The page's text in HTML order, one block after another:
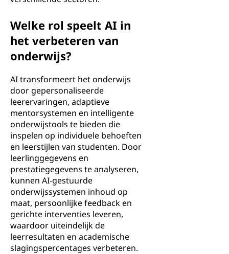
Welke rol speelt AI in
het verbeteren van
onderwijs?
AI transformeert het onderwijs
door gepersonaliseerde
leerervaringen, adaptieve
mentorsystemen en intelligente
onderwijstools te bieden die
inspelen op individuele behoeften
en leerstijlen van studenten. Door
leerlinggegevens en
prestatiegegevens te analyseren,
kunnen AI-gestuurde
onderwijssystemen inhoud op
maat, persoonlijke feedback en
gerichte interventies leveren,
waardoor uiteindelijk de
leerresultaten en academische
slagingspercentages verbeteren.